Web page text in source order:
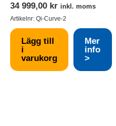
34 999,00 kr inkl. moms
Artikelnr: Qi-Curve-2
Lägg till
i
varukorg
Mer
info
>